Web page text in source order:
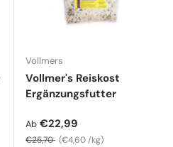
Vollmers
Vollmer's Reiskost
Ergänzungsfutter
Verkaufspreis
Ab €22,99
Normaler Preis
€25,70 Grundpreis
€4,60 /kg